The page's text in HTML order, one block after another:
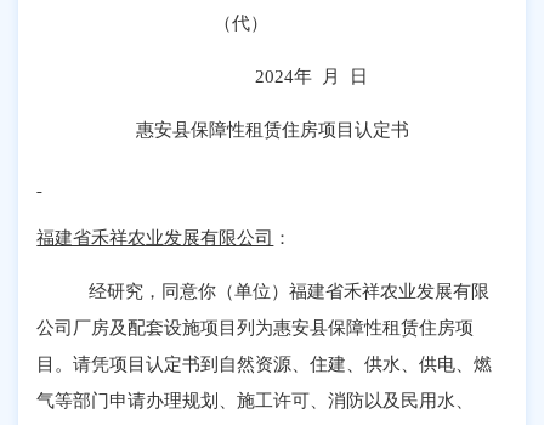
（代）
2024年 月 日
惠安县保障性租赁住房项目认定书
福建省禾祥农业发展有限公司 ：
经研究，同意你（单位）福建省禾祥农业发展有限
公司厂房及配套设施项目列为惠安县保障性租赁住房项
目。请凭项目认定书到自然资源、住建、供水、供电、燃
气等部门申请办理规划、施工许可、消防以及民用水、